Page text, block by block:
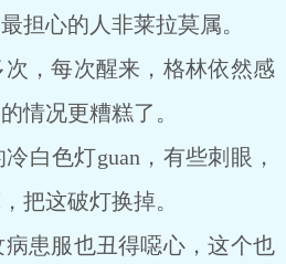
心的人非莱拉莫属。
每次醒来，格林依然感
情况更糟糕了。
色灯guan，有些刺眼，
把这破灯换掉。
服也丑得噁心，这个也